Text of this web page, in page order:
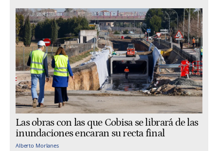
Las obras con las que Cobisa se librará de las
inundaciones encaran su recta final
Alberto Morlanes